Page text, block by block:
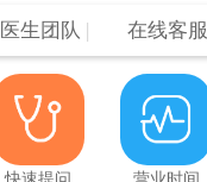
医生团队 | 在线客服